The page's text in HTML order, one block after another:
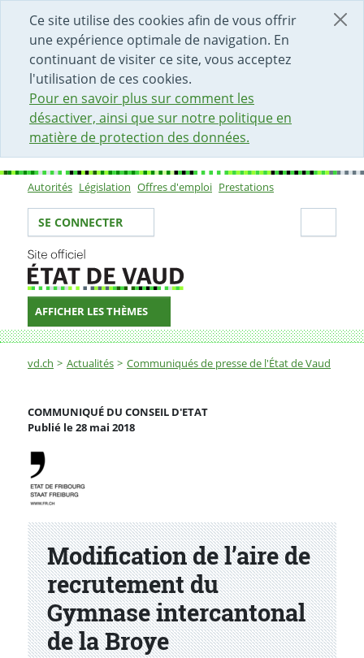
Ce site utilise des cookies afin de vous offrir
une expérience optimale de navigation. En
continuant de visiter ce site, vous acceptez
l'utilisation de ces cookies.
Pour en savoir plus sur comment les
désactiver, ainsi que sur notre politique en
matière de protection des données.
DÉBUT DU CONTENU DE LA PAGE
ACCÈS AU CHAMP DE RECHERCHE
PAGE D'ACCUEIL
FORMULAIRE DE CONTACT
Sous-navigation
Autorités Législation Offres d'emploi Prestations
Votre identité
SE CONNECTER
AFFICHER LES THÈMES
Fil d'Ariane
vd.ch Actualités Communiqués de presse de l'État de Vaud
Modification de l’aire de recrutement du Gymnase
Modification de l’aire de
recrutement du
Gymnase intercantonal
de la Broye
COMMUNIQUÉ DU CONSEIL D'ETAT
Publié le 28 mai 2018
Partenaire(s)